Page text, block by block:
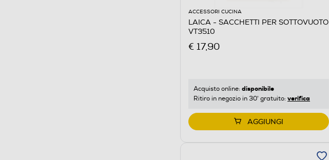
ACCESSORI CUCINA
LAICA - SACCHETTI PER SOTTOVUOTO
VT3510
€ 17,90
Acquisto online: disponibile
Ritiro in negozio in 30' gratuito: verifica
AGGIUNGI